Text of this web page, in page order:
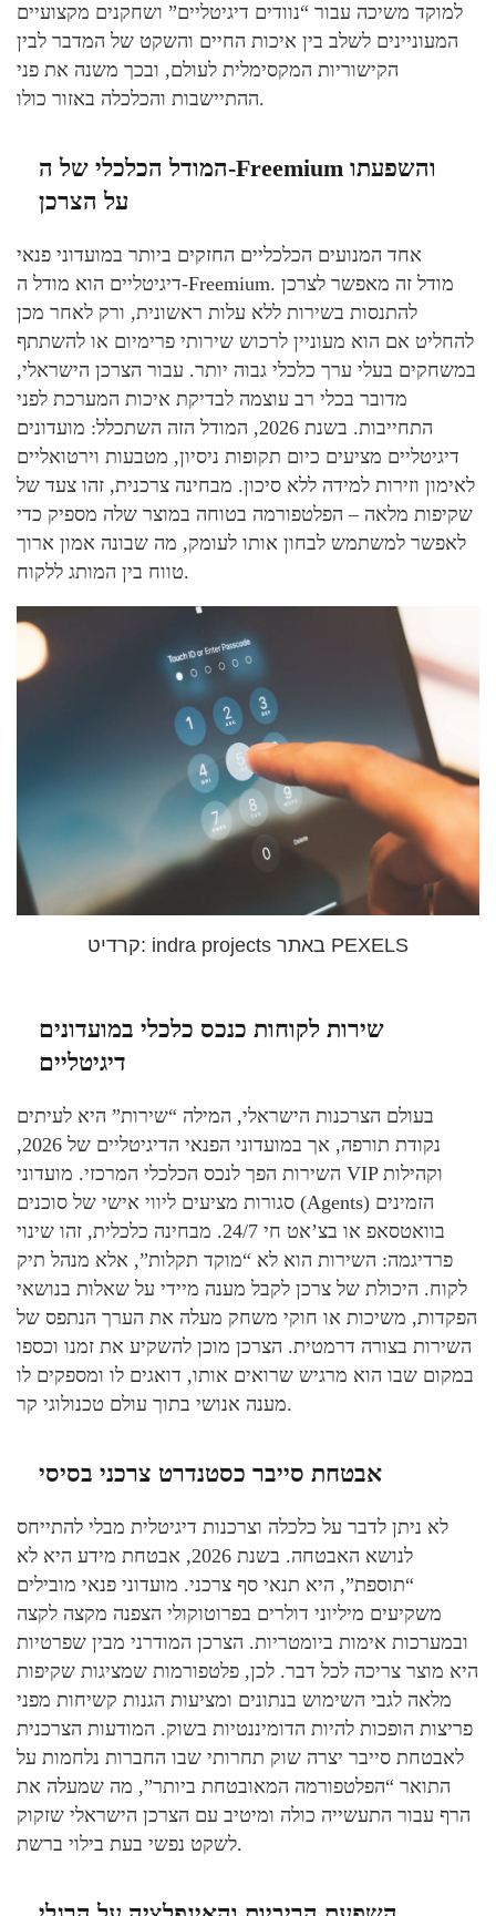
למוקד משיכה עבור “נוודים דיגיטליים” ושחקנים מקצועיים
המעוניינים לשלב בין איכות החיים והשקט של המדבר לבין
הקישוריות המקסימלית לעולם, ובכך משנה את פני
ההתיישבות והכלכלה באזור כולו.
המודל הכלכלי של ה-Freemium והשפעתו
על הצרכן
אחד המנועים הכלכליים החזקים ביותר במועדוני פנאי
דיגיטליים הוא מודל ה-Freemium. מודל זה מאפשר לצרכן
להתנסות בשירות ללא עלות ראשונית, ורק לאחר מכן
להחליט אם הוא מעוניין לרכוש שירותי פרימיום או להשתתף
במשחקים בעלי ערך כלכלי גבוה יותר. עבור הצרכן הישראלי,
מדובר בכלי רב עוצמה לבדיקת איכות המערכת לפני
התחייבות. בשנת 2026, המודל הזה השתכלל: מועדונים
דיגיטליים מציעים כיום תקופות ניסיון, מטבעות וירטואליים
לאימון וזירות למידה ללא סיכון. מבחינה צרכנית, זהו צעד של
שקיפות מלאה – הפלטפורמה בטוחה במוצר שלה מספיק כדי
לאפשר למשתמש לבחון אותו לעומק, מה שבונה אמון ארוך
טווח בין המותג ללקוח.
קרדיט: indra projects באתר PEXELS
שירות לקוחות כנכס כלכלי במועדונים
דיגיטליים
בעולם הצרכנות הישראלי, המילה “שירות” היא לעיתים
נקודת תורפה, אך במועדוני הפנאי הדיגיטליים של 2026,
השירות הפך לנכס הכלכלי המרכזי. מועדוני VIP וקהילות
סגורות מציעים ליווי אישי של סוכנים (Agents) הזמינים
בוואטסאפ או בצ’אט חי 24/7. מבחינה כלכלית, זהו שינוי
פרדיגמה: השירות הוא לא “מוקד תקלות”, אלא מנהל תיק
לקוח. היכולת של צרכן לקבל מענה מיידי על שאלות בנושאי
הפקדות, משיכות או חוקי משחק מעלה את הערך הנתפס של
השירות בצורה דרמטית. הצרכן מוכן להשקיע את זמנו וכספו
במקום שבו הוא מרגיש שרואים אותו, דואגים לו ומספקים לו
מענה אנושי בתוך עולם טכנולוגי קר.
אבטחת סייבר כסטנדרט צרכני בסיסי
לא ניתן לדבר על כלכלה וצרכנות דיגיטלית מבלי להתייחס
לנושא האבטחה. בשנת 2026, אבטחת מידע היא לא
“תוספת”, היא תנאי סף צרכני. מועדוני פנאי מובילים
משקיעים מיליוני דולרים בפרוטוקולי הצפנה מקצה לקצה
ובמערכות אימות ביומטריות. הצרכן המודרני מבין שפרטיות
היא מוצר צריכה לכל דבר. לכן, פלטפורמות שמציגות שקיפות
מלאה לגבי השימוש בנתונים ומציעות הגנות קשיחות מפני
פריצות הופכות להיות הדומיננטיות בשוק. המודעות הצרכנית
לאבטחת סייבר יצרה שוק תחרותי שבו החברות נלחמות על
התואר “הפלטפורמה המאובטחת ביותר”, מה שמעלה את
הרף עבור התעשייה כולה ומיטיב עם הצרכן הישראלי שזקוק
לשקט נפשי בעת בילוי ברשת.